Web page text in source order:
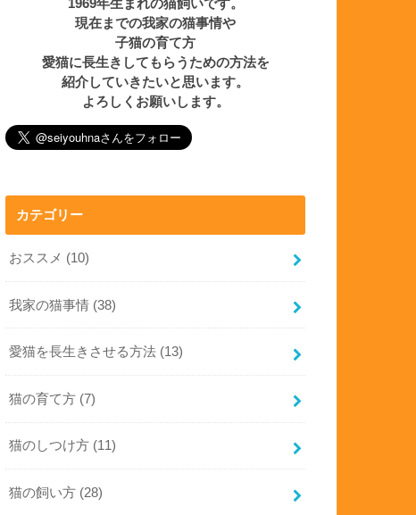
1969年生まれの猫飼いです。
現在までの我家の猫事情や
子猫の育て方
愛猫に長生きしてもらうための方法を
紹介していきたいと思います。
よろしくお願いします。
カテゴリー
おススメ (10)
我家の猫事情 (38)
愛猫を長生きさせる方法 (13)
猫の育て方 (7)
猫のしつけ方 (11)
猫の飼い方 (28)